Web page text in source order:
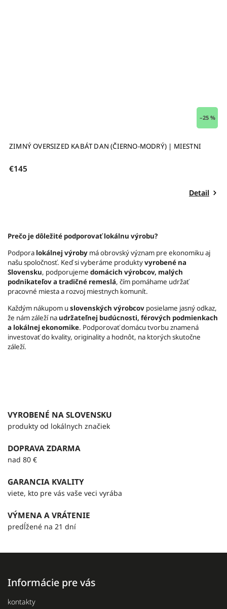
–25 %
ZIMNÝ OVERSIZED KABÁT DAN (ČIERNO-MODRÝ) | MIESTNI
€145
Detail
Prečo je dôležité podporovať lokálnu výrobu?
Podpora lokálnej výroby má obrovský význam pre ekonomiku aj
našu spoločnosť. Keď si vyberáme produktyvyrobené na
Slovensku, podporujeme domácich výrobcov, malých
podnikateľov a tradičné remeslá, čím pomáhame udržať
pracovné miesta a rozvoj miestnych komunít.
Každým nákupom uslovenských výrobcov posielame jasný odkaz,
že nám záleží na udržateľnej budúcnosti, férových podmienkach
a lokálnej ekonomike. Podporovať domácu tvorbu znamená
investovať do kvality, originality a hodnôt, na ktorých skutočne
záleží.
VYROBENÉ NA SLOVENSKU
produkty od lokálnych značiek
DOPRAVA ZDARMA
nad 80 €
GARANCIA KVALITY
viete, kto pre vás vaše veci vyrába
VÝMENA A VRÁTENIE
predĺžené na 21 dní
Informácie pre vás
kontakty